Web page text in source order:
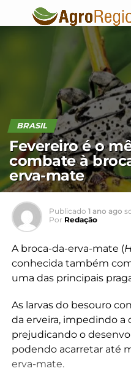
BRASIL
Fevereiro é o
combate à
erva-mate
Publicado 1 ano ago
Por Redação
A broca-da-erva-mate (
conhecida também
uma das principais
As larvas do besouro
da erveira, impedindo a
prejudicando o
podendo acarretar até
erva-mate.